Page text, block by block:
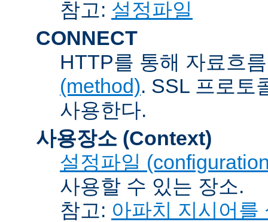
참고: 설정파일
CONNECT
HTTP를 통해 자료흐
(method). SSL 프로토
사용한다.
사용장소 (Context)
설정파일
사용할 수 있는 장소.
참고: 아파치 지시어를